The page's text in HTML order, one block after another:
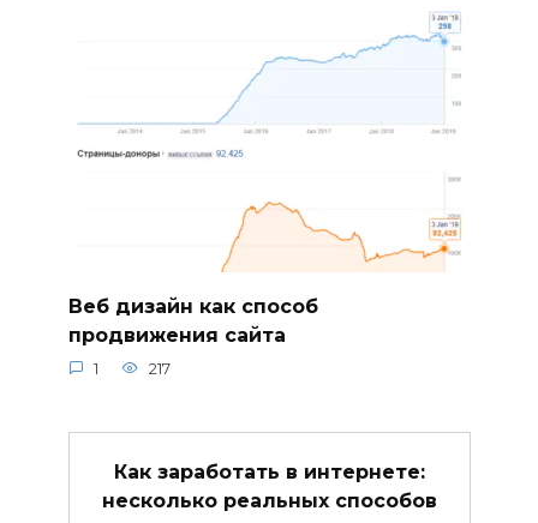
Веб дизайн как способ
продвижения сайта
1 217
Как заработать в интернете:
несколько реальных способов